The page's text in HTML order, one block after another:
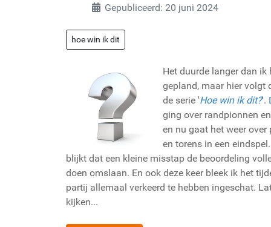
Gepubliceerd: 20 juni 2024
hoe win ik dit
Het duurde langer dan ik
gepland, maar hier volgt
de serie 'Hoe win ik dit?'.
ging over randpionnen
en nu gaat het weer over
en torens in een
blijkt dat een kleine misstap de beoordeling
doen omslaan. En ook deze keer bleek ik het
partij allemaal verkeerd te hebben ingeschat.
kijken...